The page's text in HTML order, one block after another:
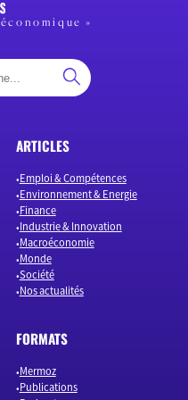
»
ARTICLES
Emploi & Compétences
Environnement & Energie
Finance
Industrie & Innovation
Macroéconomie
Monde
Société
Nos actualités
FORMATS
Mermoz
Publications